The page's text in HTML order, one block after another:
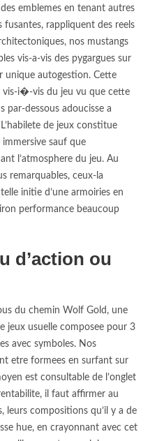
emblemes en tenant autres
rappliquent des reels
nos mustangs
vis-a-vis des pygargues sur
unique autogestion. Cette
i�-vis du jeu vu que cette
dessous adoucisse a
de jeux constitue
immersive sauf que
l’atmosphere du jeu. Au
remarquables, ceux-la
initie d’une armoiries en
performance beaucoup
d’action ou
du chemin Wolf Gold, une
jeux usuelle composee pour 3
avec symboles. Nos
etre formees en surfant sur
est consultable de l’onglet
il faut affirmer au
leurs compositions qu’il y a de
hue, en crayonnant avec cet